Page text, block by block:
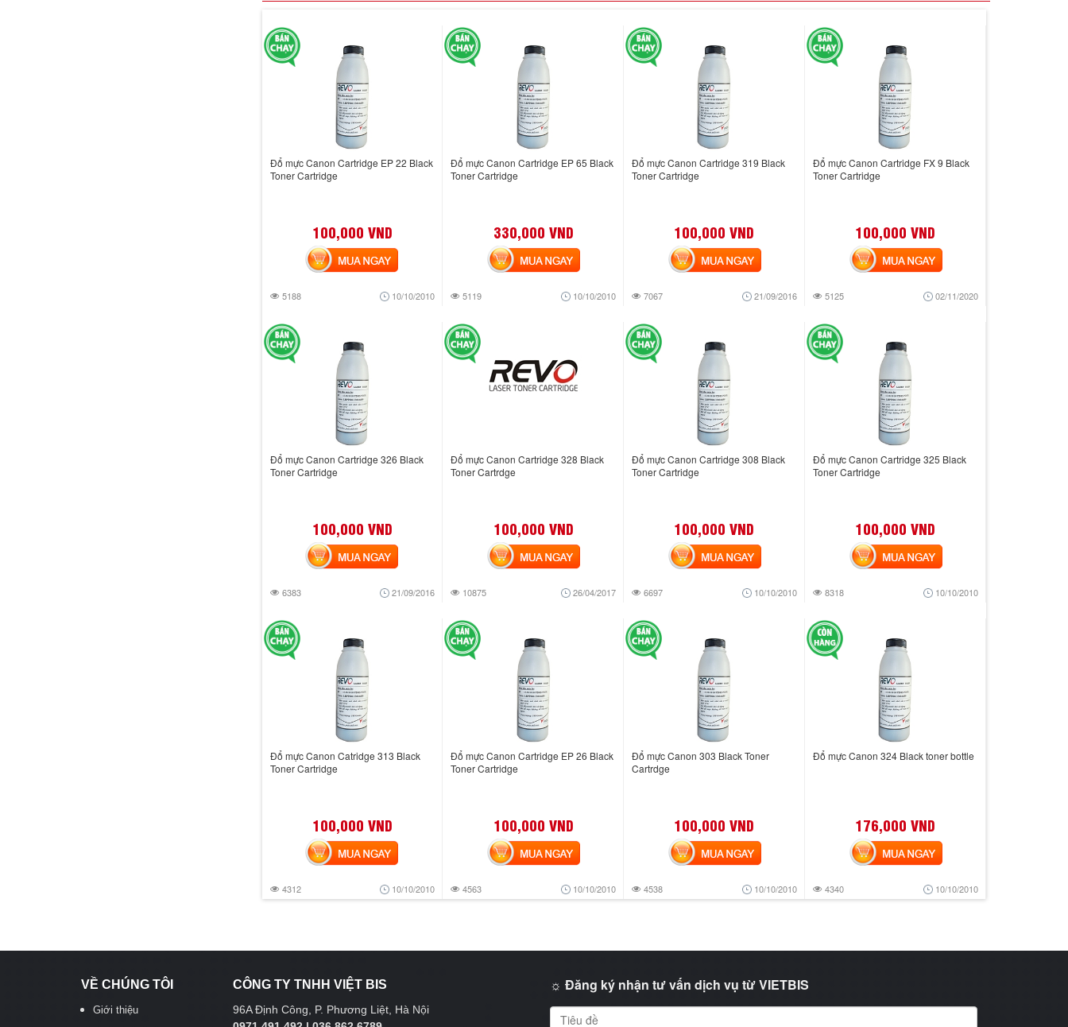
Đổ mực Canon Cartridge EP 22 Black
Toner Cartridge
100,000 VND
5188 10/10/2010
MUA NGAY
Đổ mực Canon Cartridge EP 65 Black
Toner Cartridge
330,000 VND
5119 10/10/2010
MUA NGAY
Đổ mực Canon Cartridge 319 Black
Toner Cartridge
100,000 VND
7067 21/09/2016
MUA NGAY
Đổ mực Canon Cartridge FX 9 Black
Toner Cartridge
100,000 VND
5125 02/11/2020
MUA NGAY
Đổ mực Canon Cartridge 326 Black
Toner Cartridge
100,000 VND
6383 21/09/2016
MUA NGAY
Đổ mực Canon Cartridge 328 Black
Toner Cartrdge
100,000 VND
10875 26/04/2017
MUA NGAY
Đổ mực Canon Cartridge 308 Black
Toner Cartridge
100,000 VND
6697 10/10/2010
MUA NGAY
Đổ mực Canon Cartridge 325 Black
Toner Cartridge
100,000 VND
8318 10/10/2010
MUA NGAY
Đổ mực Canon Catridge 313 Black
Toner Cartridge
100,000 VND
4312 10/10/2010
MUA NGAY
Đổ mực Canon Cartridge EP 26 Black
Toner Cartridge
100,000 VND
4563 10/10/2010
MUA NGAY
Đổ mực Canon 303 Black Toner
Cartrdge
100,000 VND
4538 10/10/2010
MUA NGAY
Đổ mực Canon 324 Black toner bottle
176,000 VND
4340 10/10/2010
MUA NGAY
VỀ CHÚNG TÔI
Giới thiệu
CÔNG TY TNHH VIỆT BIS
96A Định Công, P. Phương Liệt, Hà Nội
☼ Đăng ký nhận tư vấn dịch vụ từ VIETBIS